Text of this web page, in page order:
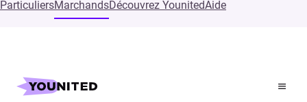
ParticuliersMarchandsDécouvrez YounitedAide
Accueil
Supports